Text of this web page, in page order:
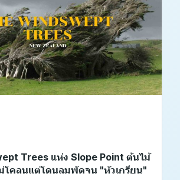
Trees แห่ง Slope Point ต้นไม้
โคลนแต่โดนลมพัดจน "หัวเกรียน"